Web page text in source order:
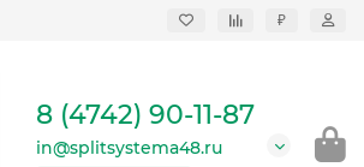
₽
кондиционеров в
области
8 (4742) 90-11-87
in@splitsystema48.ru